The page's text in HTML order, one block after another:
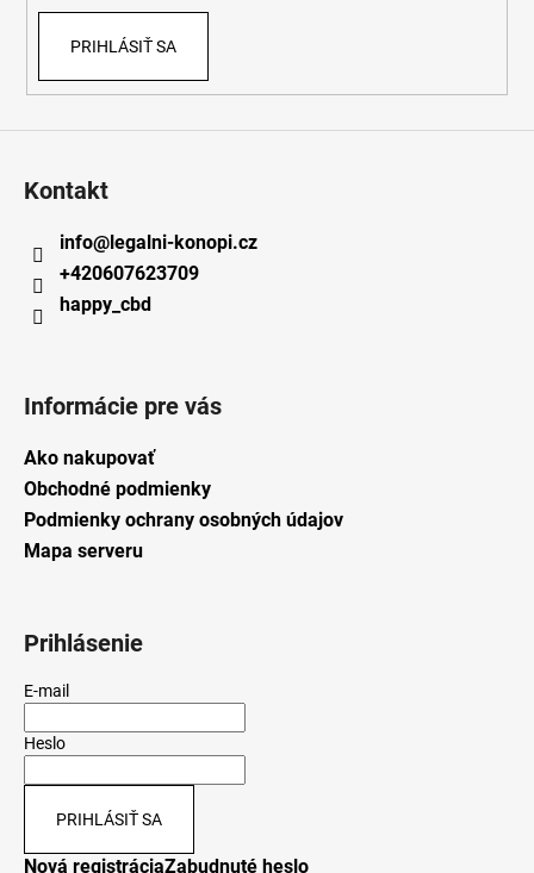
PRIHLÁSIŤ SA
Kontakt
info@legalni-konopi.cz
+420607623709
happy_cbd
Informácie pre vás
Ako nakupovať
Obchodné podmienky
Podmienky ochrany osobných údajov
Mapa serveru
Prihlásenie
E-mail
Heslo
PRIHLÁSIŤ SA
Nová registráciaZabudnuté heslo